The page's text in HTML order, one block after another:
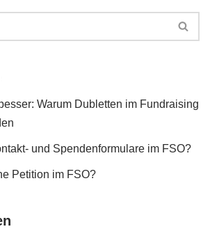
Warum Dubletten im Fundraising
und Spendenformulare im FSO?
Petition im FSO?